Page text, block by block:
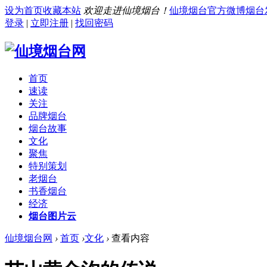
设为首页收藏本站 欢迎走进仙境烟台！ 仙境烟台官方微博烟台
登录 | 立即注册 | 找回密码
首页
速读
关注
品牌烟台
烟台故事
文化
聚焦
特别策划
老烟台
书香烟台
经济
烟台图片云
仙境烟台网 › 首页 ›文化 › 查看内容